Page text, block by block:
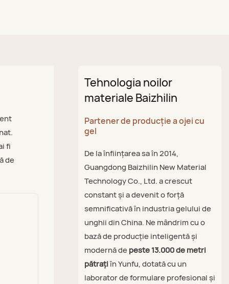
fi
de
Tehnologia noilor
materiale Baizhilin
Partener de producție a ojei cu
gel
De la înființarea sa în 2014,
Guangdong Baizhilin New Material
Technology Co., Ltd. a crescut
constant și a devenit o forță
semnificativă în industria gelului de
unghii din China. Ne mândrim cu o
bază de producție inteligentă și
modernă depeste 13.000 de metri
pătrațiîn Yunfu, dotată cu un
laborator de formulare profesional și